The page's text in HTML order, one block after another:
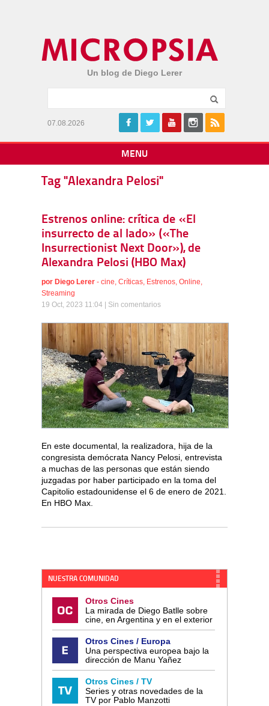
Un blog de Diego Lerer
07.08.2026
MENU
Tag "Alexandra Pelosi"
Estrenos online: crítica de «El
insurrecto de al lado» («The
Insurrectionist Next Door»), de
Alexandra Pelosi (HBO Max)
por Diego Lerer - cine, Críticas, Estrenos, Online,
Streaming
19 Oct, 2023 11:04 | Sin comentarios
En este documental, la realizadora, hija de la
congresista demócrata Nancy Pelosi, entrevista
a muchas de las personas que están siendo
juzgadas por haber participado en la toma del
Capitolio estadounidense el 6 de enero de 2021.
En HBO Max.
NUESTRA COMUNIDAD
Otros Cines
La mirada de Diego Batlle sobre
cine, en Argentina y en el exterior
Otros Cines / Europa
Una perspectiva europea bajo la
dirección de Manu Yañez
Otros Cines / TV
Series y otras novedades de la
TV por Pablo Manzotti